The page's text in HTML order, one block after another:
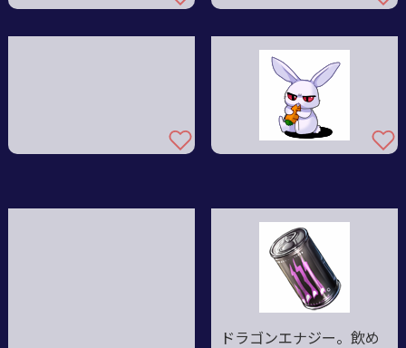
ドラゴンエナジー。飲め